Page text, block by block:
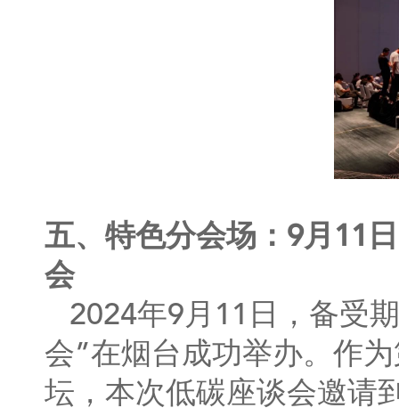
五、特色分会场：9月11
会
2024年9月11日，备受
会”在烟台成功举办。作
坛，本次低碳座谈会邀请